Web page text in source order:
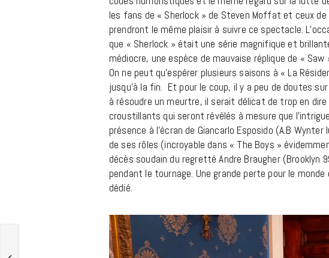
les fans de « Sherlock » de Steven Moffat et ceux
prendront le même plaisir à suivre ce spectacle.
que « Sherlock » était une série magnifique et
médiocre, une espèce de mauvaise réplique de «
On ne peut qu’espérer plusieurs saisons à « La
jusqu’à la fin. Et pour le coup, il y a peu de doutes
à résoudre un meurtre, il serait délicat de trop en dire
croustillants qui seront révélés à mesure que
présence à l’écran de Giancarlo Esposido (A.B
de ses rôles (incroyable dans « The Boys »
décès soudain du regretté Andre Braugher (Brooklyn
pendant le tournage. Une grande perte pour le
dédié.